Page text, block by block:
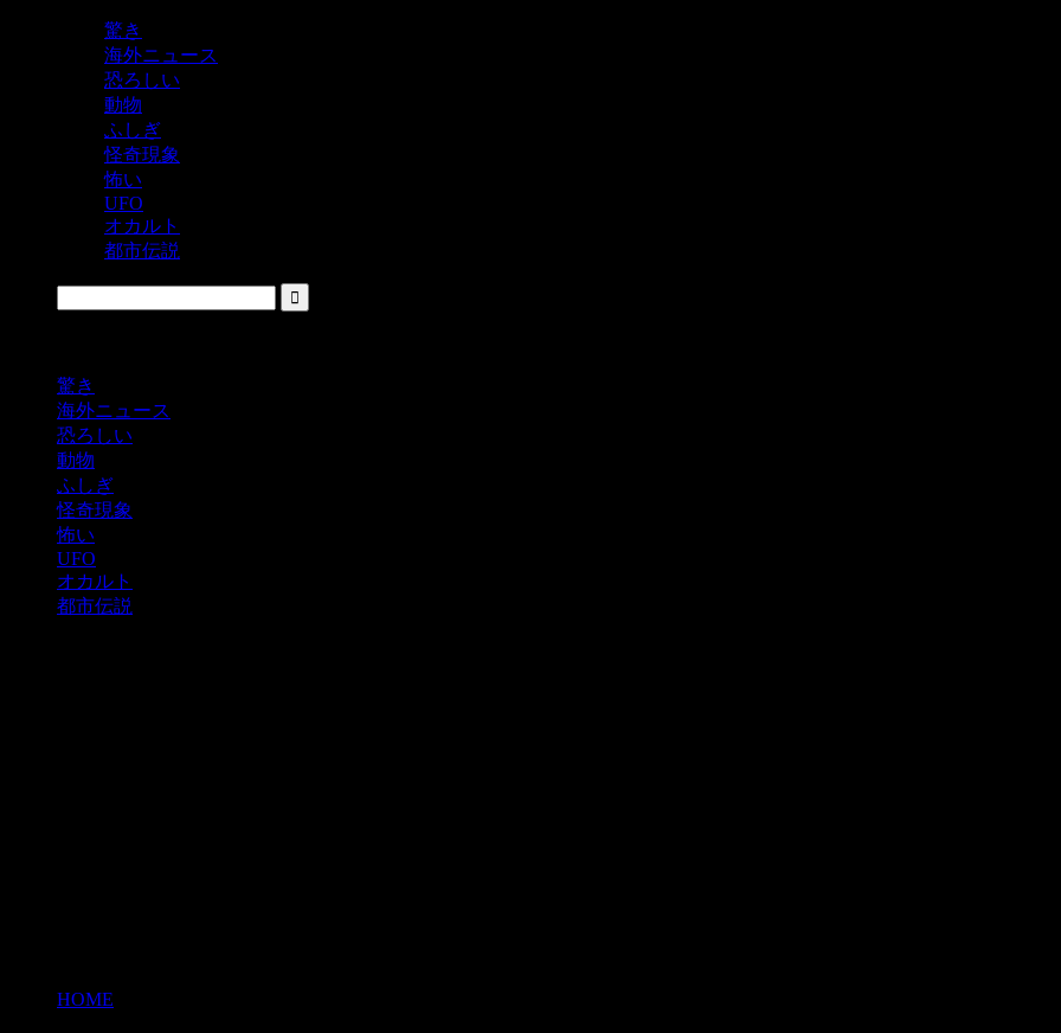
驚き
海外ニュース
恐ろしい
動物
ふしぎ
怪奇現象
怖い
UFO
オカルト
都市伝説
驚き
海外ニュース
恐ろしい
動物
ふしぎ
怪奇現象
怖い
UFO
オカルト
都市伝説
HOME